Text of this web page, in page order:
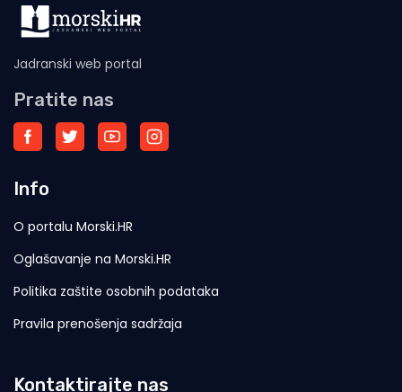
Jadranski web portal
Pratite nas
Info
O portalu Morski.HR
Oglašavanje na Morski.HR
Politika zaštite osobnih podataka
Pravila prenošenja sadržaja
Kontaktirajte nas